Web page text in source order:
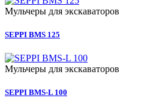
Мульчеры для экскаваторов
SEPPI BMS 125
Мульчеры для экскаваторов
SEPPI BMS-L 100